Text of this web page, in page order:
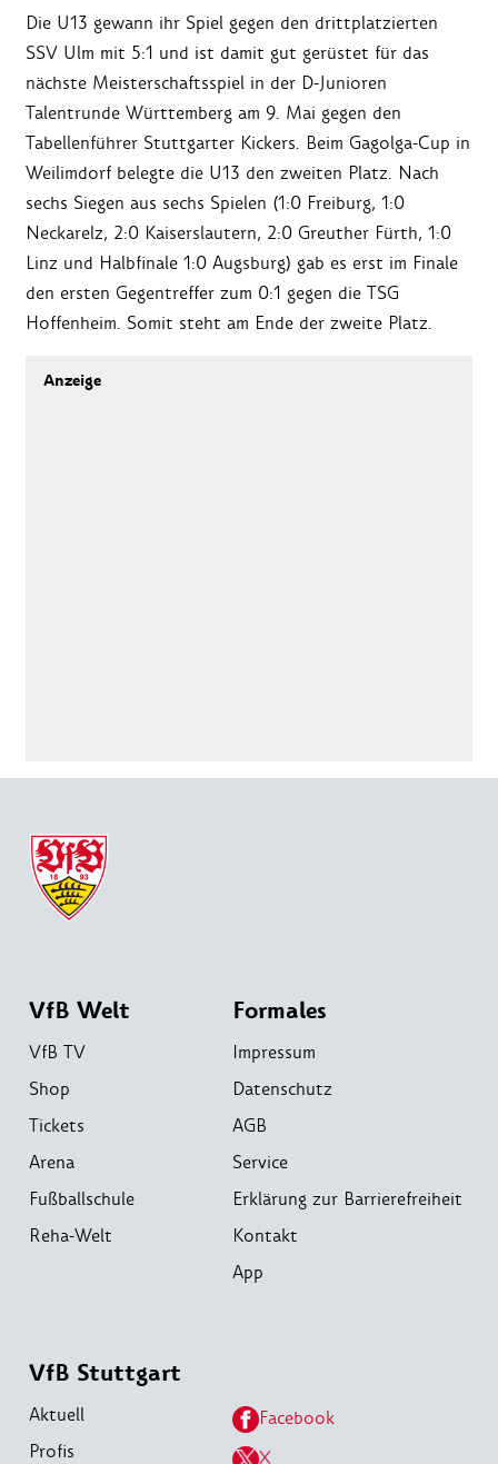
Die U13 gewann ihr Spiel gegen den drittplatzierten
SSV Ulm mit 5:1 und ist damit gut gerüstet für das
nächste Meisterschaftsspiel in der D-Junioren
Talentrunde Württemberg am 9. Mai gegen den
Tabellenführer Stuttgarter Kickers. Beim Gagolga-Cup in
Weilimdorf belegte die U13 den zweiten Platz. Nach
sechs Siegen aus sechs Spielen (1:0 Freiburg, 1:0
Neckarelz, 2:0 Kaiserslautern, 2:0 Greuther Fürth, 1:0
Linz und Halbfinale 1:0 Augsburg) gab es erst im Finale
den ersten Gegentreffer zum 0:1 gegen die TSG
Hoffenheim. Somit steht am Ende der zweite Platz.
VfB Welt
VfB TV
Shop
Tickets
Arena
Fußballschule
Reha-Welt
Formales
Impressum
Datenschutz
AGB
Service
Erklärung zur Barrierefreiheit
Kontakt
App
VfB Stuttgart
Aktuell
Profis
Facebook
X